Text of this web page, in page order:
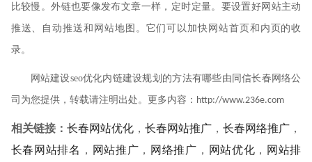
比较慢。外链也要像发布文章一样，定时定量。要设置好网站主动
推送、自动推送和网站地图。它们可以加快网站首页和内页的收
录。
网站建设seo优化内链建设规划的方法有哪些由同信长春网络公
司为您提供，转载请注明出处。更多内容： http://www.236e.com
相关链接： 长春网站优化，长春网站推广 ，长春网络推广 ，
长春网站排名 ， 网站推广 ， 网络推广 ， 网站优化 ， 网站排